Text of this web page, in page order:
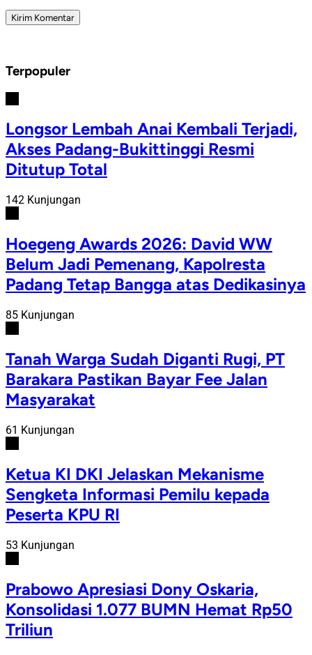
Terpopuler
Longsor Lembah Anai Kembali Terjadi,
Akses Padang-Bukittinggi Resmi
Ditutup Total
142 Kunjungan
Hoegeng Awards 2026: David WW
Belum Jadi Pemenang, Kapolresta
Padang Tetap Bangga atas Dedikasinya
85 Kunjungan
Tanah Warga Sudah Diganti Rugi, PT
Barakara Pastikan Bayar Fee Jalan
Masyarakat
61 Kunjungan
Ketua KI DKI Jelaskan Mekanisme
Sengketa Informasi Pemilu kepada
Peserta KPU RI
53 Kunjungan
Prabowo Apresiasi Dony Oskaria,
Konsolidasi 1.077 BUMN Hemat Rp50
Triliun